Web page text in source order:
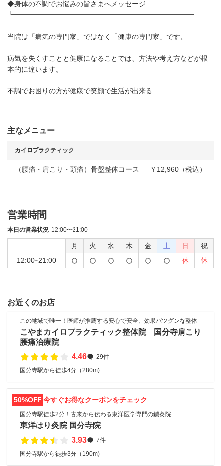
◆身体の不調でお悩みの皆さまへメッセージ
┗━━━━━━━━━━━━━━━━━━━━━━━━━━
当院は「病気の専門家」ではなく「健康の専門家」です。
病気を失くすことと健康になることでは、方法や考え方などが根
本的に違います。
不調でお困りの方が健康で笑顔で生活が出来る
主なメニュー
カイロプラクティック
（腰痛・肩こり・頭痛）骨盤整体コース ￥12,960（税込）
営業時間
本日の営業状況 12:00〜21:00
月 火 水 木 金 土 日
祝
12:00~21:00
休 休
お近くのお店
この地域で唯一！医師が推薦する安心で安全、効果バツグンな整体
こやまカイロプラクティック整体院 国分寺肩こり
腰痛治療院
4.46
29件
国分寺駅から徒歩4分（280m)
50%OFF 今すぐお得なクーポンをチェック
国分寺駅徒歩2分！古来から伝わる東洋医学専門の鍼灸院
東洋はり灸院 国分寺院
3.93
7件
国分寺駅から徒歩3分（190m)